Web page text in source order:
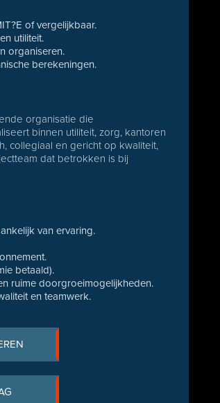
of vergelijkbaar.
utiliteit.
organiseren.
berekeningen.
organisatie die
binnen utiliteit, zorg, kantoren
collegiaal en gericht op kwaliteit,
dat betrokken is bij
van ervaring.
betaald).
ruime doorgroeimogelijkheden.
en teamwerk.